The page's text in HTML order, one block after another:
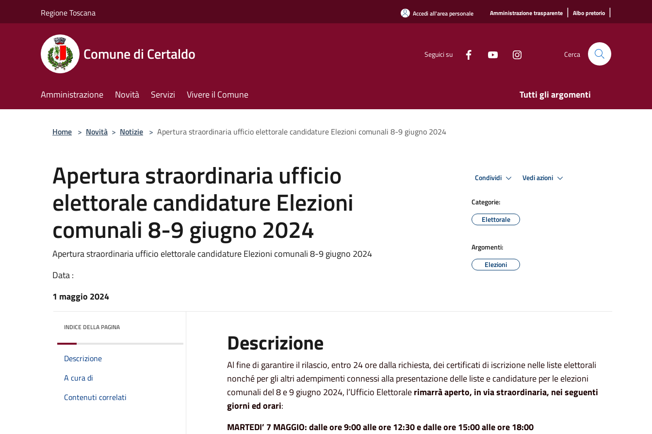
Regione Toscana Accedi all'area personale Amministrazione trasparente | Albo pretorio |
Comune di Certaldo Seguici su Cerca
Amministrazione Novità Servizi Vivere il Comune Tutti gli argomenti
Home > Novità > Notizie > Apertura straordinaria ufficio elettorale candidature Elezioni comunali 8-9 giugno 2024
Apertura straordinaria ufficio
elettorale candidature Elezioni
comunali 8-9 giugno 2024
Apertura straordinaria ufficio elettorale candidature Elezioni comunali 8-9 giugno 2024
Data :
1 maggio 2024
Condividi Vedi azioni
Categorie:
Elettorale
Argomenti:
Elezioni
INDICE DELLA PAGINA
Descrizione
A cura di
Contenuti correlati
Descrizione
Al fine di garantire il rilascio, entro 24 ore dalla richiesta, dei certificati di iscrizione nelle liste elettorali
nonché per gli altri adempimenti connessi alla presentazione delle liste e candidature per le elezioni
comunali del8 e 9 giugno 2024, l’Ufficio Elettoralerimarràaperto, in via straordinaria, nei seguenti
giorni ed orari:
MARTEDI’ 7 MAGGIO:dalle ore 9:00 alle ore 12:30 e dalle ore 15:00 alle ore 18:00